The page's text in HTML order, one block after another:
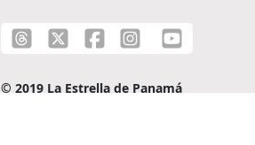
© 2019 La Estrella de Panamá